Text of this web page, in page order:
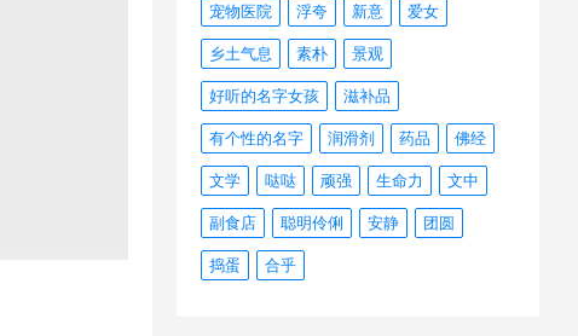
宠物医院 浮夸 新意 爱女
乡土气息 素朴 景观
好听的名字女孩 滋补品
有个性的名字 润滑剂 药品 佛经
文学 哒哒 顽强 生命力 文中
副食店 聪明伶俐 安静 团圆
捣蛋 合乎